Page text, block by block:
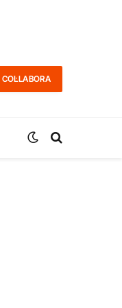
COL·LABORA